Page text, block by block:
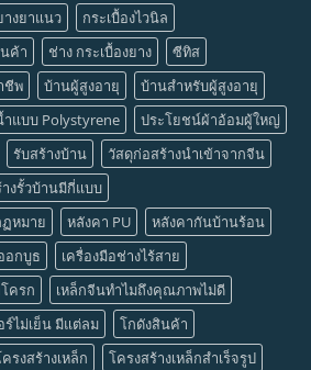
างยาแนว
กระเบื้องไวนิล
ค้า ช่าง กระเบื้องยาง
ซีทิส
ชีพ
บ้านผู้สูงอายุ
บ้านสำหรับผู้สูงอายุ
แบบ Polystyrene
ประโยชน์ผ้าอ้อมผู้ใหญ่
รับสร้างบ้าน
วัสดุก่อสร้างนำเข้าจากจีน
างรั้วบ้านมีกี่แบบ
ฏหมาย
หลังคา PU
หลังคากันบ้านร้อน
อกบูธ
เครื่องมือช่างไร้สาย
ครก
เหล็กจีนทำไมถึงคุณภาพไม่ดี
ร์ไม่เย็น มีแต่ลม
โกดังสินค้า
รงสร้างเหล็ก โครงสร้างเหล็กสำเร็จรูป